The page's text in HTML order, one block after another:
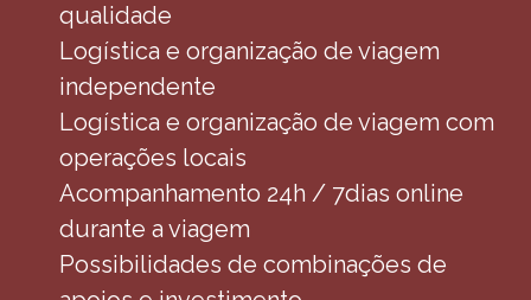
qualidade
Logística e organização de viagem
independente
Logística e organização de viagem com
operações locais
Acompanhamento 24h / 7dias online
durante a viagem
Possibilidades de combinações de